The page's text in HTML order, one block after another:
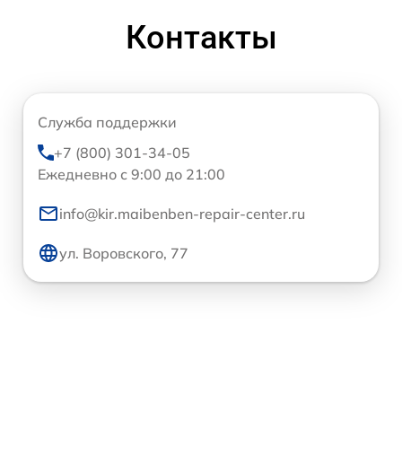
Контакты
Служба поддержки
+7 (800) 301-34-05
Ежедневно с 9:00 до 21:00
info@kir.maibenben-repair-center.ru
ул. Воровского, 77